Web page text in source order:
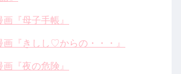
『母子手帳』
画『きしし♡からの・・・』
『夜の危険』